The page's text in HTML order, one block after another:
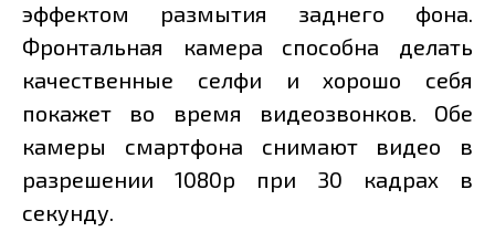
эффектом размытия заднего фона.
Фронтальная камера способна делать
качественные селфи и хорошо себя
покажет во время видеозвонков. Обе
камеры смартфона снимают видео в
разрешении 1080p при 30 кадрах в
секунду.